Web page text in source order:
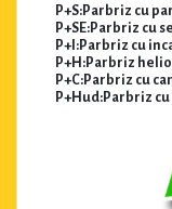
P+S:Parbriz cu
P+SE:Parbriz cu
P+I:Parbriz cu
P+H:Parbriz
P+C:Parbriz cu
P+Hud:Parbriz